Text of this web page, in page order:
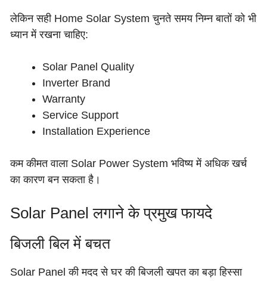
लेकिन सही Home Solar System चुनते समय निम्न बातों को भी
ध्यान में रखना चाहिए:
Solar Panel Quality
Inverter Brand
Warranty
Service Support
Installation Experience
कम कीमत वाला Solar Power System भविष्य में अधिक खर्च
का कारण बन सकता है।
Solar Panel लगाने के प्रमुख फायदे
बिजली बिल में बचत
Solar Panel की मदद से घर की बिजली खपत का बड़ा हिस्सा